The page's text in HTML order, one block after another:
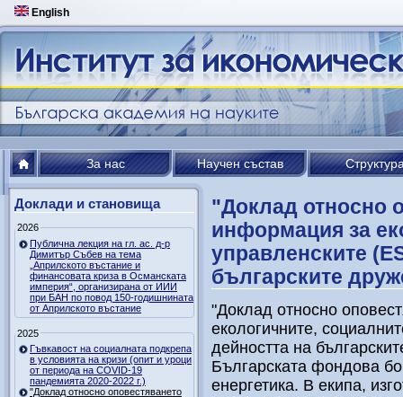
English
За нас Научен състав
Доклади и становища
2026
Публична лекция на гл. ас. д-р
Димитър Събев на тема
„Априлското въстание и
финансовата криза в Османската
империя“, организирана от ИИИ
при БАН по повод 150-годишнината
от Априлското въстание
2025
Гъвкавост на социалната подкрепа
в условията на кризи (опит и уроци
от периода на COVID-19
пандемията 2020-2022 г.)
"Доклад относно оповестяването
"Доклад относно
информация за
управленските
българските
"Доклад относно
екологичните,
дейността на
Българската фондова
енергетика. В екипа,